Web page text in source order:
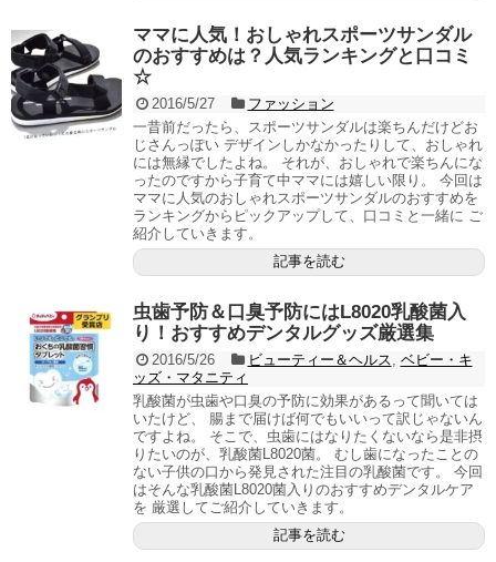
ママに人気！おしゃれスポーツサンダル
のおすすめは？人気ランキングと口コミ
☆
2016/5/27
ファッション
一昔前だったら、スポーツサンダルは楽ちんだけどお
じさんっぽい デザインしかなかったりして、おしゃれ
には無縁でしたよね。 それが、おしゃれで楽ちんにな
ったのですから子育て中ママには嬉しい限り。 今回は
ママに人気のおしゃれスポーツサンダルのおすすめを
ランキングからピックアップして、口コミと一緒に ご
紹介していきます。
記事を読む
虫歯予防＆口臭予防にはL8020乳酸菌入
り！おすすめデンタルグッズ厳選集
2016/5/26 ビューティー＆ヘルス
ベビー・キ
ッズ・マタニティ
乳酸菌が虫歯や口臭の予防に効果があるって聞いては
いたけど、 腸まで届けば何でもいいって訳じゃないん
ですよね。 そこで、虫歯にはなりたくないなら是非摂
りたいのが、乳酸菌L8020菌。 むし歯になったことの
ない子供の口から発見された注目の乳酸菌です。 今回
はそんな乳酸菌L8020菌入りのおすすめデンタルケア
を 厳選してご紹介していきます。
記事を読む